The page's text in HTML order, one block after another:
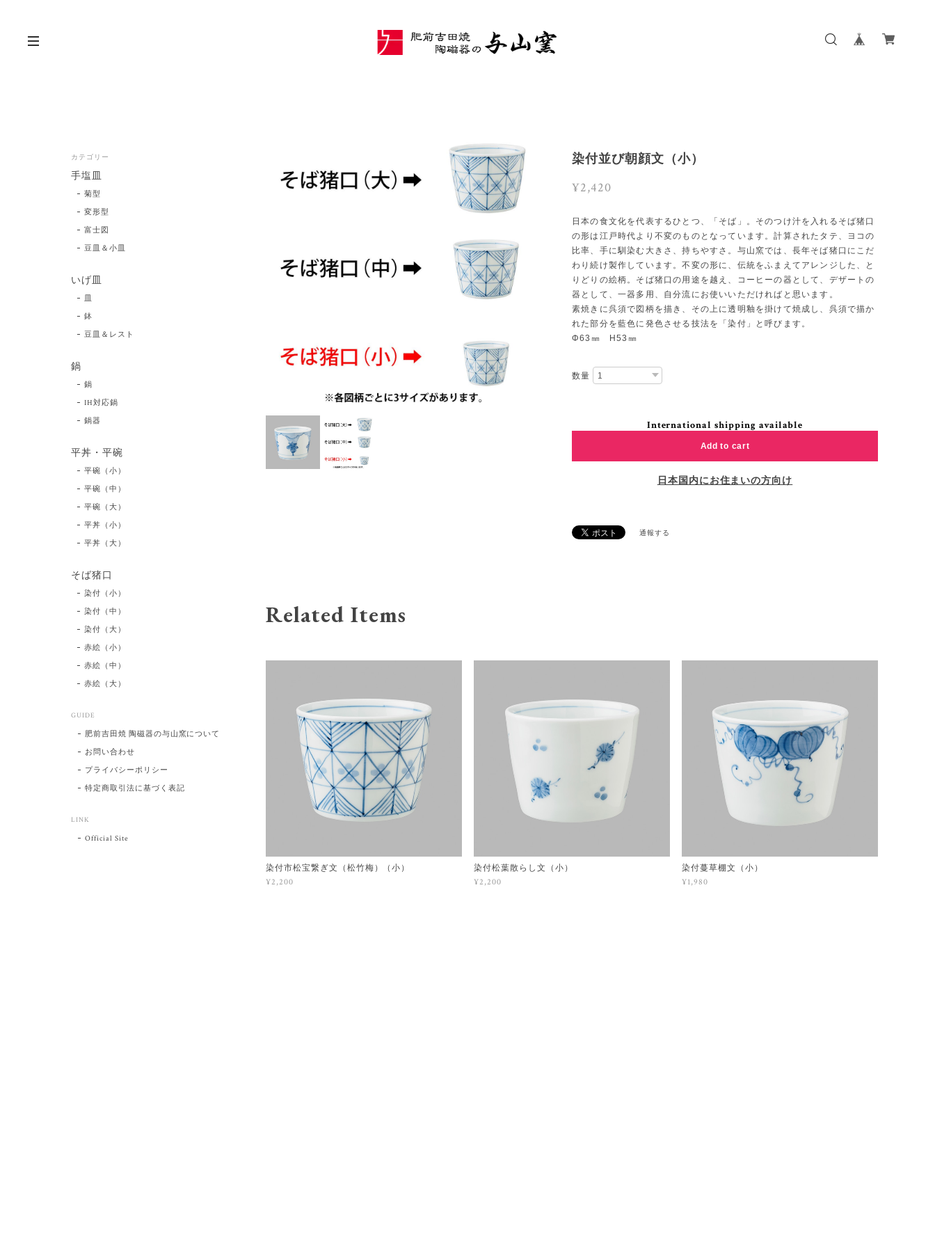
染付並び朝顔文（小）
¥2,420
日本の食文化を代表するひとつ、「そば」。そのつけ汁を入れるそば猪口
の形は江戸時代より不変のものとなっています。計算されたタテ、ヨコの
比率、手に馴染む大きさ、持ちやすさ。与山窯では、長年そば猪口にこだ
わり続け製作しています。不変の形に、伝統をふまえてアレンジした、と
りどりの絵柄。そば猪口の用途を越え、コーヒーの器として、デザートの
器として、一器多用、自分流にお使いいただければと思います。
素焼きに呉須で図柄を描き、その上に透明釉を掛けて焼成し、呉須で描か
れた部分を藍色に発色させる技法を「染付」と呼びます。
Φ63㎜ H53㎜
数量
International shipping available
Add to cart
日本国内にお住まいの方向け
通報する
Related Items
染付市松宝繋ぎ文（松竹梅）（小）
¥2,200
染付松葉散らし文（小）
¥2,200
染付蔓草棚文（小）
¥1,980
カテゴリー
手塩皿
菊型
変形型
富士図
豆皿＆小皿
いげ皿
皿
鉢
豆皿＆レスト
鍋
鍋
IH対応鍋
鍋器
平丼・平碗
平碗（小）
平碗（中）
平碗（大）
平丼（小）
平丼（大）
そば猪口
染付（小）
染付（中）
染付（大）
赤絵（小）
赤絵（中）
赤絵（大）
GUIDE
肥前吉田焼 陶磁器の与山窯について
お問い合わせ
プライバシーポリシー
特定商取引法に基づく表記
LINK
Official Site